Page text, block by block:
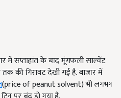
में सप्ताहांत के बाद मूंगफली साल्वेंट
की गिरावट देखी गई है. बाजार में
(price of peanut solvent) भी लगभग